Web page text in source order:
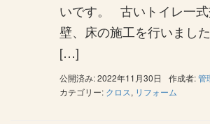
いです。 古いトイレ一式
壁、床の施工を行いま
[…]
公開済み: 2022年11月30日 作成者:管
カテゴリー: クロス, リフォーム